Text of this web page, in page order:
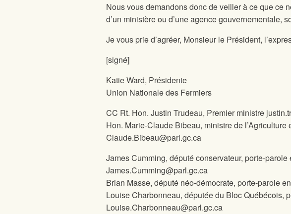
Nous vous demandons donc de veiller à ce que ce
d’un ministère ou d’une agence gouvernementale,
Je vous prie d’agréer, Monsieur le Président,
[signé]
Katie Ward, Présidente
Union Nationale des Fermiers
CC Rt. Hon. Justin Trudeau, Premier ministre
Hon. Marie-Claude Bibeau, ministre de l’Agriculture
Claude.Bibeau@parl.gc.ca
James Cumming, député conservateur, porte-parole
James.Cumming@parl.gc.ca
Brian Masse, député néo-démocrate, porte-parole
Louise Charbonneau, députée du Bloc Québécois,
Louise.Charbonneau@parl.gc.ca